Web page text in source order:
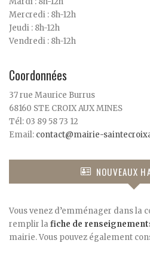
Mercredi : 8h-12h
Jeudi : 8h-12h
Vendredi : 8h-12h
Coordonnées
37 rue Maurice Burrus
68160 STE CROIX AUX MINES
Tél: 03 89 58 73 12
Email: contact@mairie-
NOUVEAUX
Vous venez d’emménager dans la
remplir la fiche de
mairie. Vous pouvez également